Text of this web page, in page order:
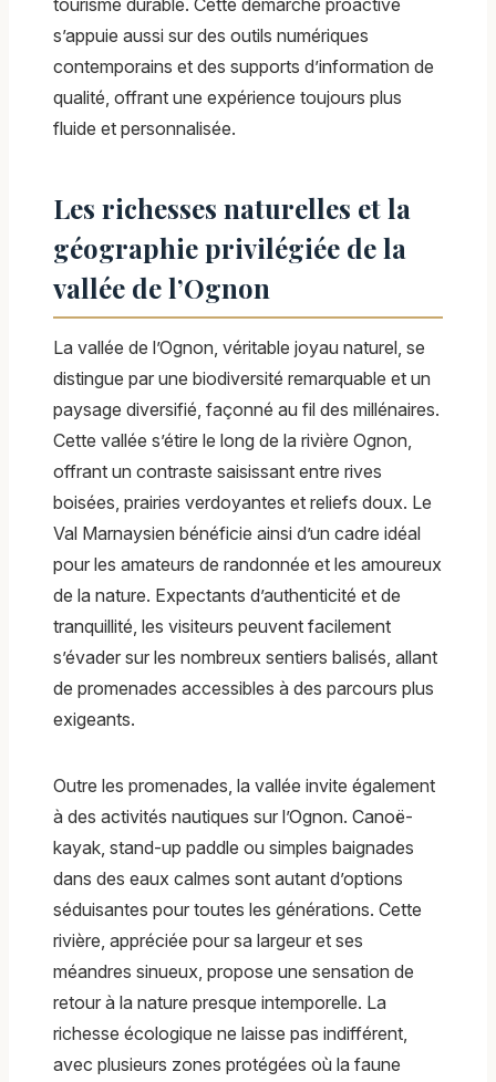
s’appuie aussi sur des outils numériques
contemporains et des supports d’information de
qualité, offrant une expérience toujours plus
fluide et personnalisée.
Les richesses naturelles et la
géographie privilégiée de la
vallée de l’Ognon
La vallée de l’Ognon, véritable joyau naturel, se
distingue par une biodiversité remarquable et un
paysage diversifié, façonné au fil des millénaires.
Cette vallée s’étire le long de la rivière Ognon,
offrant un contraste saisissant entre rives
boisées, prairies verdoyantes et reliefs doux. Le
Val Marnaysien bénéficie ainsi d’un cadre idéal
pour les amateurs de randonnée et les amoureux
de la nature. Expectants d’authenticité et de
tranquillité, les visiteurs peuvent facilement
s’évader sur les nombreux sentiers balisés, allant
de promenades accessibles à des parcours plus
exigeants.
Outre les promenades, la vallée invite également
à des activités nautiques sur l’Ognon. Canoë-
kayak, stand-up paddle ou simples baignades
dans des eaux calmes sont autant d’options
séduisantes pour toutes les générations. Cette
rivière, appréciée pour sa largeur et ses
méandres sinueux, propose une sensation de
retour à la nature presque intemporelle. La
richesse écologique ne laisse pas indifférent,
avec plusieurs zones protégées où la faune